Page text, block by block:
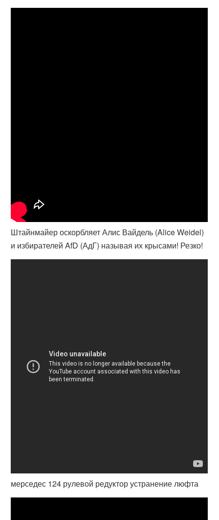
Штайнмайер оскорбляет Алис Вайдель (Alice Weidel)
и избирателей AfD (АдГ) называя их крысами! Резко!
мерседес 124 рулевой редуктор устранение люфта